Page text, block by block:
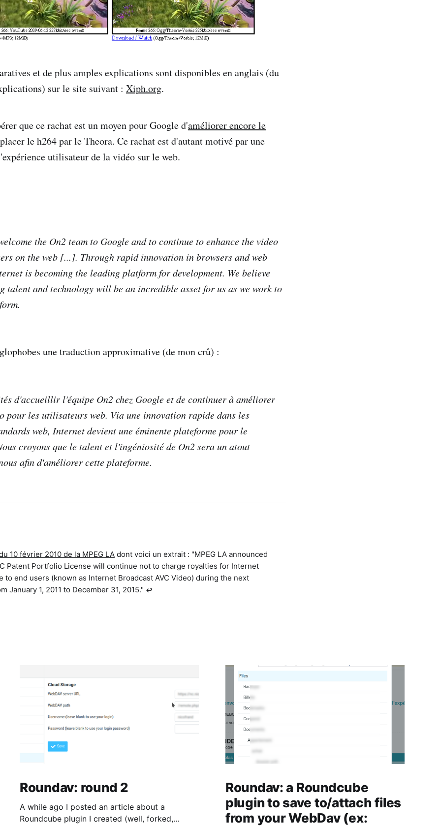
et de plus amples explications sont disponibles en anglais (du
sur le site suivant : Xiph.org.
que ce rachat est un moyen pour Google d'améliorer encore le
le h264 par le Theora. Ce rachat est d'autant motivé par une
utilisateur de la vidéo sur le web.
the On2 team to Google and to continue to enhance the video
on the web [...]. Through rapid innovation in browsers and web
is becoming the leading platform for development. We believe
talent and technology will be an incredible asset for us as we work to
une traduction approximative (de mon crû) :
d'accueillir l'équipe On2 chez Google et de continuer à améliorer
pour les utilisateurs web. Via une innovation rapide dans les
web, Internet devient une éminente plateforme pour le
croyons que le talent et l'ingéniosité de On2 sera un atout
afin d'améliorer cette plateforme.
10 février 2010 de la MPEG LA dont voici un extrait : "MPEG LA announced
Patent Portfolio License will continue not to charge royalties for Internet
to end users (known as Internet Broadcast AVC Video) during the next
January 1, 2011 to December 31, 2015." ↩︎
Roundav: round 2
A while ago I posted an article about a
Roundcube plugin I created (well, forked,
Roundav: a Roundcube
plugin to save to/attach files
from your WebDav (ex: